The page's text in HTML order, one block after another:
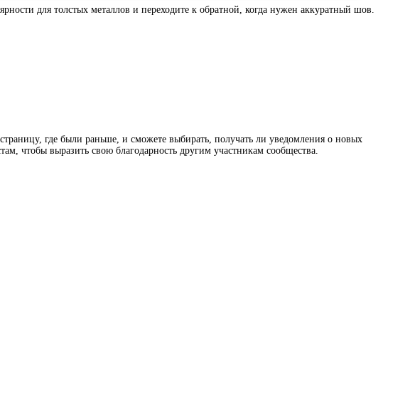
для толстых металлов и переходите к обратной, когда нужен аккуратный шов.
где были раньше, и сможете выбирать, получать ли уведомления о новых
чтобы выразить свою благодарность другим участникам сообщества.